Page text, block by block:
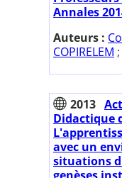
Annales
Auteurs :
COPIRELEM ;
2013
Didactique
avec un
situations